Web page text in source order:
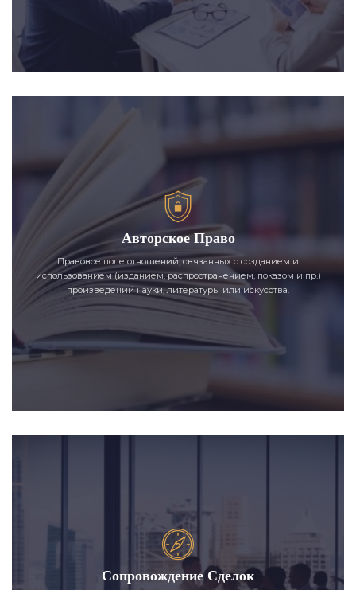
Авторское Право
Правовое поле отношений, связанных с созданием и
использованием (изданием, распространением, показом и пр.)
произведений науки, литературы или искусства.
Сопровождение Сделок